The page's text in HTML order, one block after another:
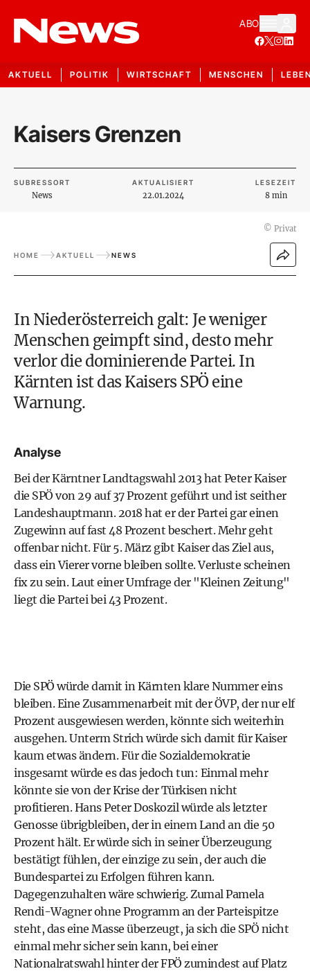
ABO
AKTUELL POLITIK WIRTSCHAFT MENSCHEN
Kaisers Grenzen
SUBRESSORT
News
AKTUALISIERT
22.01.2024
LESEZEIT
8 min
© Privat
HOME AKTUELL NEWS
In Niederösterreich galt: Je weniger
Menschen geimpft sind, desto mehr
verlor die dominierende Partei. In
Kärnten ist das Kaisers SPÖeine
Warnung.
Analyse
Bei der Kärntner Landtagswahl 2013 hat Peter Kaiser
die SPÖ von 29 auf 37 Prozent geführt und ist seither
Landeshauptmann. 2018 hat er der Partei gar einen
Zugewinn auf fast 48 Prozent beschert. Mehr geht
offenbar nicht. Für 5. März gibt Kaiser das Ziel aus,
dass ein Vierer vorne bleiben sollte. Verluste scheinen
fix zu sein. Laut einer Umfrage der "Kleinen Zeitung"
liegt die Partei bei 43 Prozent.
Die SPÖ würde damit in Kärnten klare Nummer eins
bleiben. Eine Zusammenarbeit mit derÖVP, der nur elf
Prozent ausgewiesen werden, könnte sich weiterhin
ausgehen. Unterm Strich würde sich damit für Kaiser
kaum etwas ändern. Für die Sozialdemokratie
insgesamt würde es das jedoch tun: Einmal mehr
könnte sie von der Krise der Türkisen nicht
profitieren.Hans Peter Doskozilwürde als letzter
Genosse übrigbleiben, der in einem Land an die 50
Prozent hält. Er würde sich in seiner Überzeugung
bestätigt fühlen, der einzige zu sein, der auch die
Bundespartei zu Erfolgen führen kann.
Dagegenzuhalten wäre schwierig. ZumalPamela
Rendi-Wagnerohne Programm an der Parteispitze
steht, das eine Masse überzeugt, ja sich die SPÖ nicht
einmal mehr sicher sein kann, bei einer
Nationalratswahl hinter derFPÖ zumindest auf Platz